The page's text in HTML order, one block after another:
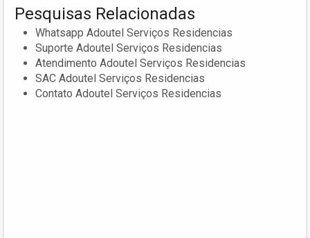
Pesquisas Relacionadas
Whatsapp Adoutel Serviços Residencias
Suporte Adoutel Serviços Residencias
Atendimento Adoutel Serviços Residencias
SAC Adoutel Serviços Residencias
Contato Adoutel Serviços Residencias